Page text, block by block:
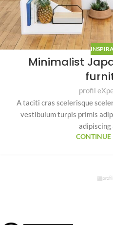
Minimalist
profil
A taciti cras scelerisque
vestibulum turpis primis
adipiscing
CONTINUE